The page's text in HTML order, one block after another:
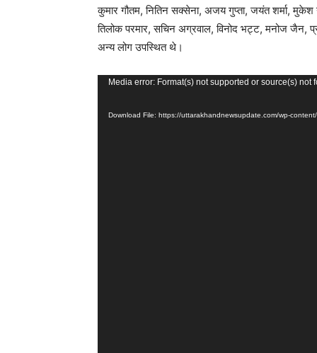
कुमार गौतम, नितिन सक्सेना, अजय गुप्ता, जयंत शर्मा, मुकेश
तिलोक परमार, सचिन अग्रवाल, विनोद भट्ट, मनोज जैन,
अन्य लोग उपस्थित थे।
Media error: Format(s) not supported or source(s) not
Download File: https://uttarakhandnewsupdate.com/wp-